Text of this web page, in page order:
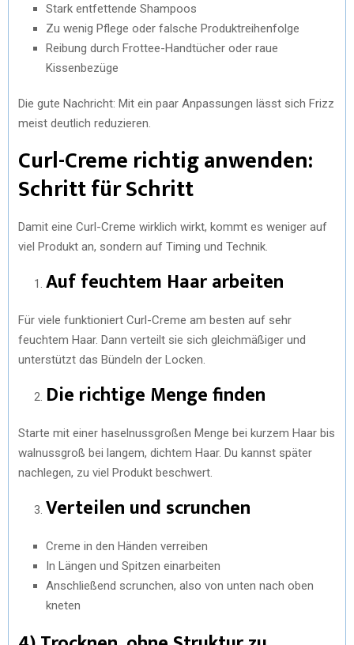
Stark entfettende Shampoos
Zu wenig Pflege oder falsche Produktreihenfolge
Reibung durch Frottee-Handtücher oder raue
Kissenbezüge
Die gute Nachricht: Mit ein paar Anpassungen lässt sich Frizz
meist deutlich reduzieren.
Curl-Creme richtig anwenden:
Schritt für Schritt
Damit eine Curl-Creme wirklich wirkt, kommt es weniger auf
viel Produkt an, sondern auf Timing und Technik.
Auf feuchtem Haar arbeiten
Für viele funktioniert Curl-Creme am besten auf sehr
feuchtem Haar. Dann verteilt sie sich gleichmäßiger und
unterstützt das Bündeln der Locken.
Die richtige Menge finden
Starte mit einer haselnussgroßen Menge bei kurzem Haar bis
walnussgroß bei langem, dichtem Haar. Du kannst später
nachlegen, zu viel Produkt beschwert.
Verteilen und scrunchen
Creme in den Händen verreiben
In Längen und Spitzen einarbeiten
Anschließend scrunchen, also von unten nach oben
kneten